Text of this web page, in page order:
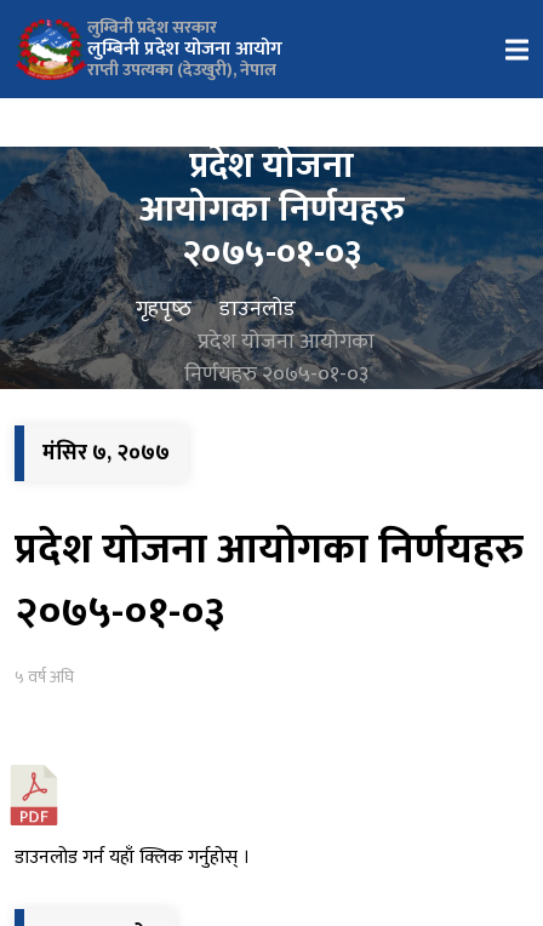
लुम्बिनी प्रदेश सरकार
लुम्बिनी प्रदेश योजना आयोग
राप्ती उपत्यका (देउखुरी), नेपाल
प्रदेश योजना
आयोगका निर्णयहरु
२०७५-०१-०३
गृहपृष्‍ठ
डाउनलोड
प्रदेश योजना आयोगका
निर्णयहरु २०७५-०१-०३
मंसिर ७, २०७७
प्रदेश योजना आयोगका निर्णयहरु
२०७५-०१-०३
५ वर्ष अघि
डाउनलोड गर्न यहाँ क्लिक गर्नुहोस् ।